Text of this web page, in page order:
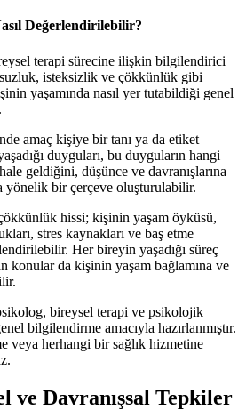
Değerlendirilebilir?
terapi sürecine ilişkin bilgilendirici
isteksizlik ve çökkünlük gibi
yaşamında nasıl yer tutabildiği genel
amaç kişiye bir tanı ya da etiket
duyguları, bu duyguların hangi
geldiğini, düşünce ve davranışlarına
yönelik bir çerçeve oluşturulabilir.
hissi; kişinin yaşam öyküsü,
stres kaynakları ve baş etme
Her bireyin yaşadığı süreç
konular da kişinin yaşam bağlamına ve
bireysel terapi ve psikolojik
bilgilendirme amacıyla hazırlanmıştır.
veya herhangi bir sağlık hizmetine
ve Davranışsal Tepkiler